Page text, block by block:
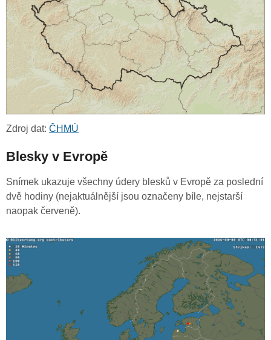
Zdroj dat: ČHMÚ
Blesky v Evropě
Snímek ukazuje všechny údery blesků v Evropě za poslední
dvě hodiny (nejaktuálnější jsou označeny bíle, nejstarší
naopak červeně).